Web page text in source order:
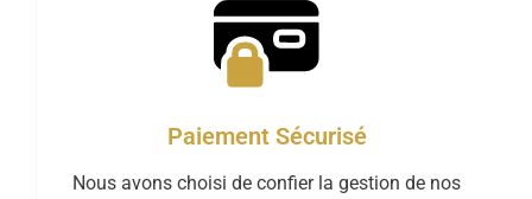
Paiement Sécurisé
Nous avons choisi de confier la gestion de nos